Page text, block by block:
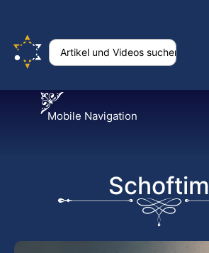
Mobile Navigation
Schoftim